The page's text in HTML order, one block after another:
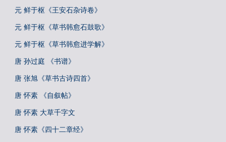
元 鲜于枢《王安石杂诗卷》
元 鲜于枢《草书韩愈石鼓歌》
元 鲜于枢《草书韩愈进学解》
唐 孙过庭 《书谱》
唐 张旭《草书古诗四首》
唐 怀素 《自叙帖》
唐 怀素 大草千字文
唐 怀素《四十二章经》